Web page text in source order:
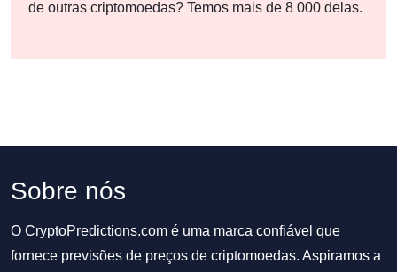
de outras criptomoedas? Temos mais de 8 000 delas.
Sobre nós
O CryptoPredictions.com é uma marca confiável que
fornece previsões de preços de criptomoedas. Aspiramos a